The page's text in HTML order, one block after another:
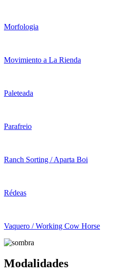
Morfologia
Movimiento a La Rienda
Paleteada
Parafreio
Ranch Sorting / Aparta Boi
Rédeas
Vaquero / Working Cow Horse
Modalidades